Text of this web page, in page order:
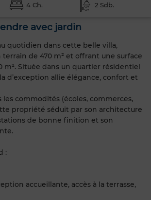
4 Ch. 2 Sdb.
avec jardin
quotidien dans cette belle villa,
de 470 m² et offrant une surface
m². Située dans un quartier résidentiel
d’exception allie élégance, confort et
les commodités (écoles, commerces,
propriété séduit par son architecture
de bonne finition et son
:
accueillante, accès à la terrasse,